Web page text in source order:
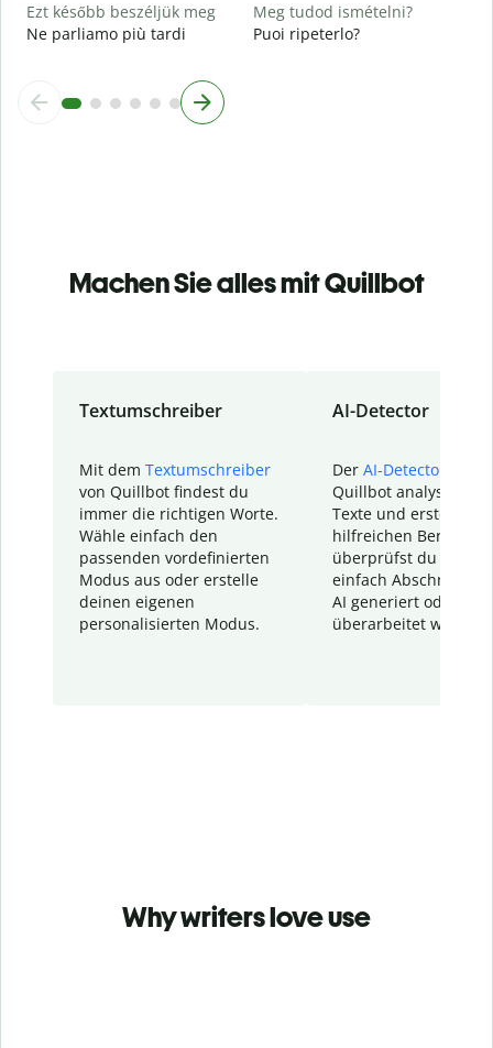
Ezt később beszéljük meg
Ne parliamo più tardi
Meg tudod ismételni?
Puoi ripeterlo?
Machen Sie alles mit Quillbot
Textumschreiber
Mit dem Textumschreiber
von Quillbot findest du
immer die richtigen Worte.
Wähle einfach den
passenden vordefinierten
Modus aus oder erstelle
deinen eigenen
personalisierten Modus.
AI-Detector
Der AI-Detector
Quillbot analysiert
Texte und erstellt
hilfreichen Bericht.
überprüfst du
einfach Abschnitte,
AI generiert oder
überarbeitet wurden.
Why writers love use